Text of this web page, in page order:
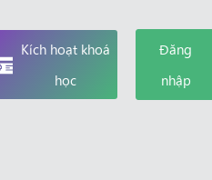
Kích hoạt khoá
học
Đăng
nhập